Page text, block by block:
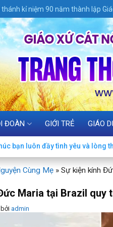
kỉ niệm 90 năm thành lập
ĐOÀN GIỚI TRẺ GIÁO
bạn luôn đầy tình yêu và lòng
Cùng Mẹ » Sự kiện kính
Maria tại Brazil quy
bởi admin